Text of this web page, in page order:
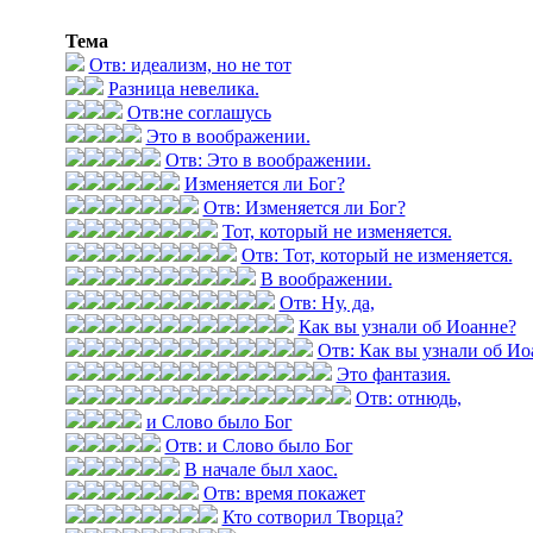
Тема
Отв: идеализм, но не тот
Разница невелика.
Отв:не соглашусь
Это в воображении.
Отв: Это в воображении.
Изменяется ли Бог?
Отв: Изменяется ли Бог?
Тот, который не изменяется.
Отв: Тот, который не изменяется.
В воображении.
Отв: Ну, да,
Как вы узнали об Иоанне?
Отв: Как вы узнали об
Это фантазия.
Отв: отнюдь,
и Слово было Бог
Отв: и Слово было Бог
В начале был хаос.
Отв: время покажет
Кто сотворил Творца?